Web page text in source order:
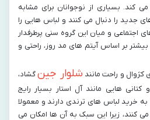
کند. بسیاری از نوجوانان برای مشابه
جدید را دنبال می‌ کنند و لباس‌ هایی را
اجتماعی و میان این گروه سنی پرطرفدار
بیشتر بر اساس آیتم‌ های مد روز، راحتی و
و راحت مانند شلوار جینگشاد،
هایی مانند آل‌ استار بسیار رایج
به خرید لباس‌ های ترندی دارند و معمولا
زیرا این سبک به آن‌ ها امکان می‌